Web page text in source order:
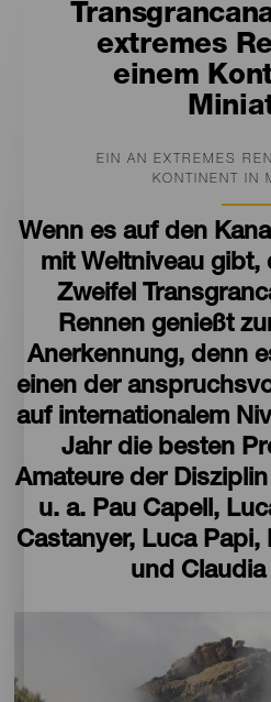
extremes
einem
EIN AN EXTREMES
KONTINENT IN
Wenn es auf den
mit Weltniveau gibt,
Zweifel
Rennen genießt
Anerkennung, denn
einen der
auf internationalem
Jahr die besten
Amateure der
u. a. Pau Capell,
Castanyer, Luca Papi,
und Claudia